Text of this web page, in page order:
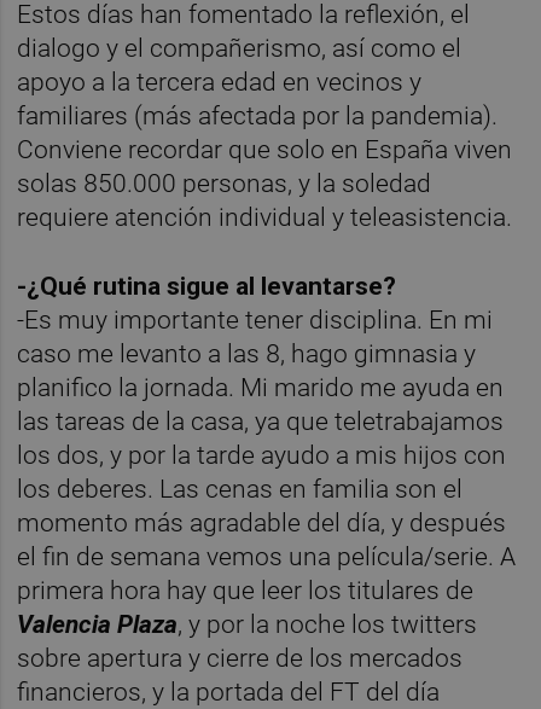
Estos días han fomentado la reflexión, el
dialogo y el compañerismo, así como el
apoyo a la tercera edad en vecinos y
familiares (más afectada por la pandemia).
Conviene recordar que solo en España viven
solas 850.000 personas, y la soledad
requiere atención individual y teleasistencia.
-¿Qué rutina sigue al levantarse?
-Es muy importante tener disciplina. En mi
caso me levanto a las 8, hago gimnasia y
planifico la jornada. Mi marido me ayuda en
las tareas de la casa, ya que teletrabajamos
los dos, y por la tarde ayudo a mis hijos con
los deberes. Las cenas en familia son el
momento más agradable del día, y después
el fin de semana vemos una película/serie. A
primera hora hay que leer los titulares de
Valencia Plaza, y por la noche los twitters
sobre apertura y cierre de los mercados
financieros, y la portada del FT del día